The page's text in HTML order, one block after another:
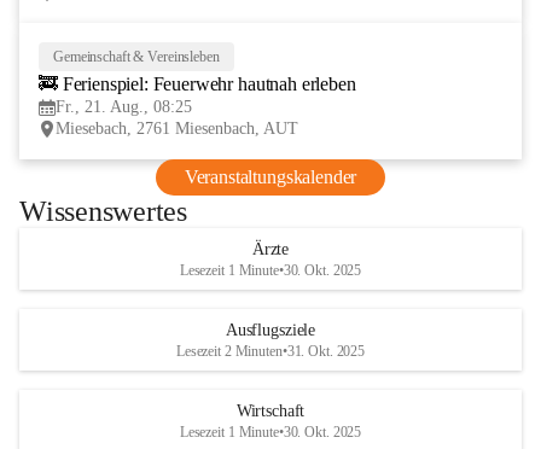
Gemeinschaft & Vereinsleben
🚒 Ferienspiel: Feuerwehr hautnah erleben
Fr., 21. Aug., 08:25
Miesebach, 2761 Miesenbach, AUT
Veranstaltungskalender
Wissenswertes
Ärzte
Lesezeit 1 Minute•30. Okt. 2025
Ausflugsziele
Lesezeit 2 Minuten•31. Okt. 2025
Wirtschaft
Lesezeit 1 Minute•30. Okt. 2025